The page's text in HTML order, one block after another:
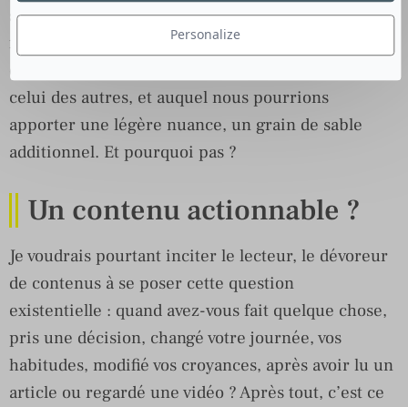
signal que nous lançons dans le ciel comme une
fusée de détresse, pour signifier à la communauté
celui des autres, et auquel nous pourrions
apporter une légère nuance, un grain de sable
additionnel. Et pourquoi pas ?
Un contenu actionnable ?
Je voudrais pourtant inciter le lecteur, le dévoreur
de contenus à se poser cette question
existentielle : quand avez-vous fait quelque chose,
pris une décision, changé votre journée, vos
habitudes, modifié vos croyances, après avoir lu un
article ou regardé une vidéo ? Après tout, c’est ce
Personalize